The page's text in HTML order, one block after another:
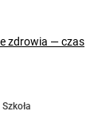
zdrowia — czas
Szkoła